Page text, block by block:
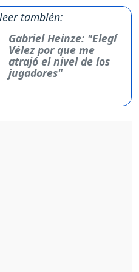
también:
Gabriel Heinze: "Elegí
Vélez por que me
atrajó el nivel de los
jugadores"